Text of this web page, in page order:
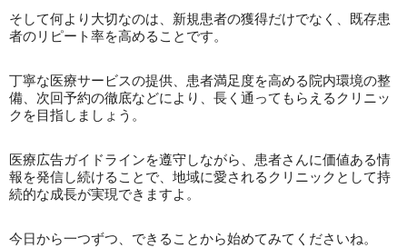
そして何より大切なのは、新規患者の獲得だけでなく、既存患
者のリピート率を高めることです。
丁寧な医療サービスの提供、患者満足度を高める院内環境の整
備、次回予約の徹底などにより、長く通ってもらえるクリニッ
クを目指しましょう。
医療広告ガイドラインを遵守しながら、患者さんに価値ある情
報を発信し続けることで、地域に愛されるクリニックとして持
続的な成長が実現できますよ。
今日から一つずつ、できることから始めてみてくださいね。